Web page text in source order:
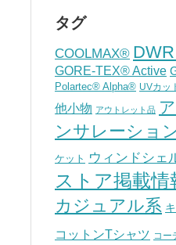
タグ
COOLMAX®
GORE-TEX® Active
Polartec® Alpha® UVカッ
他小物 アウトレット品
ンサレーショ
ケット ウィンドシェ
ストア掲載情
カジュアル系
コットンTシャツ コー